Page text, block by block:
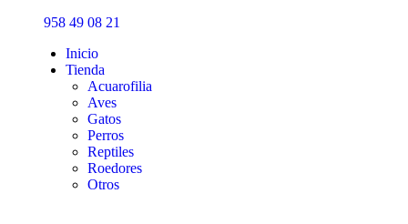
958 49 08 21
Inicio
Tienda
Acuarofilia
Aves
Gatos
Perros
Reptiles
Roedores
Otros
Inicio